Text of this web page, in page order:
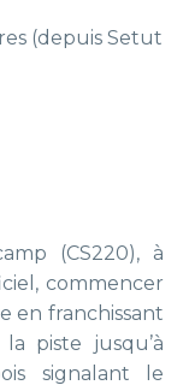
(depuis Setut
(CS220), à
commencer
en franchissant
piste jusqu’à
signalant le